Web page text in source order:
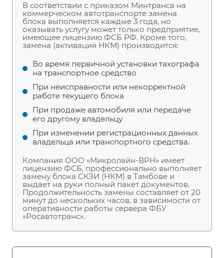
В соответствии с приказом Минтранса на
коммерческом автотранспорте замена
блока выполняется каждые 3 года, но
оказывать услугу может только предприятие,
имеющее лицензию ФСБ РФ. Кроме того,
замена (активация НКМ) производится:
Во время первичной установки тахографа
на транспортное средство
При неисправности или некорректной
работе текущего блока
При продаже автомобиля или передаче
его другому владельцу
При изменении регистрационных данных
владельца или транспортного средства.
Компания ООО «Микролайн-ВРН» имеет
лицензию ФСБ, профессионально выполняет
замену блока СКЗИ (НКМ) в Тамбове и
выдает на руки полный пакет документов.
Продолжительность замены составляет от 20
минут до нескольких часов, в зависимости от
оперативности работы сервера ФБУ
«Росавтотранс».